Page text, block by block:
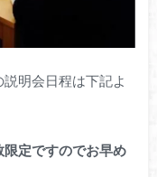
明会日程は下記よ
定ですのでお早め